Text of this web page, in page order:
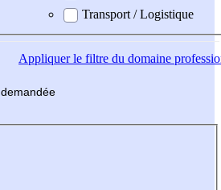
Transport / Logistique
Appliquerle filtre du domaine
demandée